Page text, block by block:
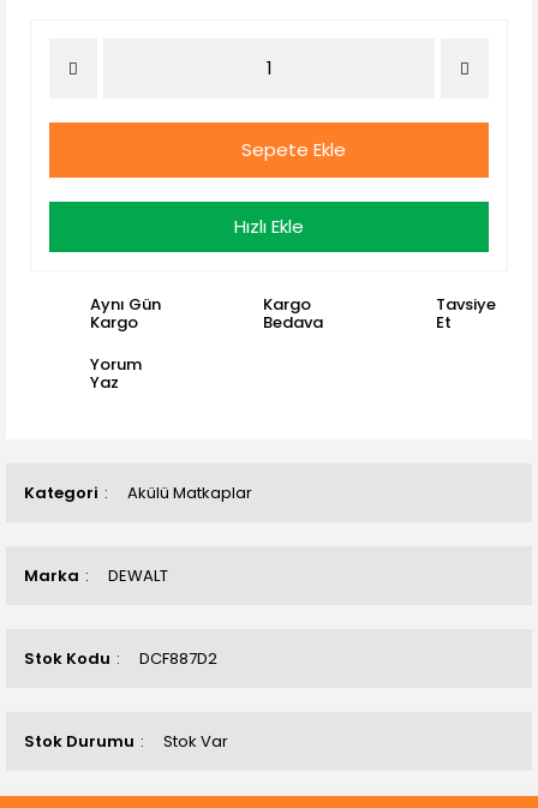
Kategori Akülü Matkaplar
Marka DEWALT
Stok Kodu DCF887D2
Stok Durumu Stok Var
Sepete Ekle
Hızlı Ekle
Aynı Gün
Kargo
Kargo
Bedava
Tavsiye
Et
Yorum
Yaz